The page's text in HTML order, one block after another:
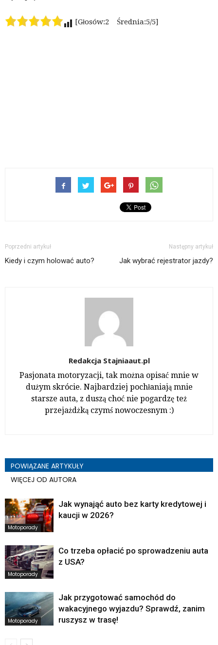
[Głosów:2 Średnia:5/5]
Poprzedni artykuł
Kiedy i czym holować auto?
Następny artykuł
Jak wybrać rejestrator jazdy?
Redakcja Stajniaaut.pl
Pasjonata motoryzacji, tak można opisać mnie w
dużym skrócie. Najbardziej pochłaniają mnie
starsze auta, z duszą choć nie pogardzę też
przejażdżką czymś nowoczesnym :)
POWIĄZANE ARTYKUŁY
WIĘCEJ OD AUTORA
Motoporady
Jak wynająć auto bez karty kredytowej i
kaucji w 2026?
Motoporady
Co trzeba opłacić po sprowadzeniu auta
z USA?
Motoporady
Jak przygotować samochód do
wakacyjnego wyjazdu? Sprawdź, zanim
ruszysz w trasę!